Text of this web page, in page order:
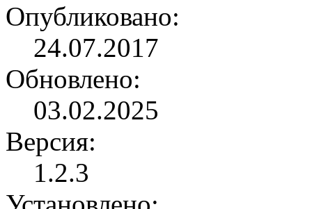
Опубликовано:
24.07.2017
Обновлено:
03.02.2025
Версия:
1.2.3